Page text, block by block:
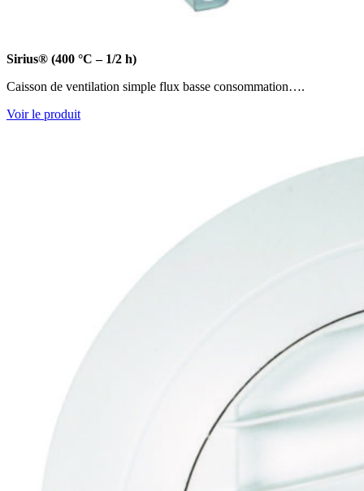
Sirius® (400 °C – 1/2 h)
Caisson de ventilation simple flux basse consommation….
Voir le produit